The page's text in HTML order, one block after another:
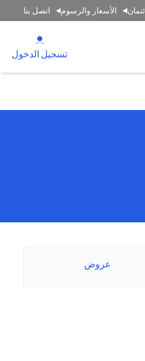
الأسعار والرسوم اتصل بنا
تسجيل الدخول
عروض